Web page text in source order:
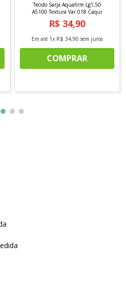
Tecido Sarja Aquafirm Lg1,50
A5100 Textura Var 018 Caqui
R$ 34,90
Em até 1x R$ 34,90 sem juros
COMPRAR